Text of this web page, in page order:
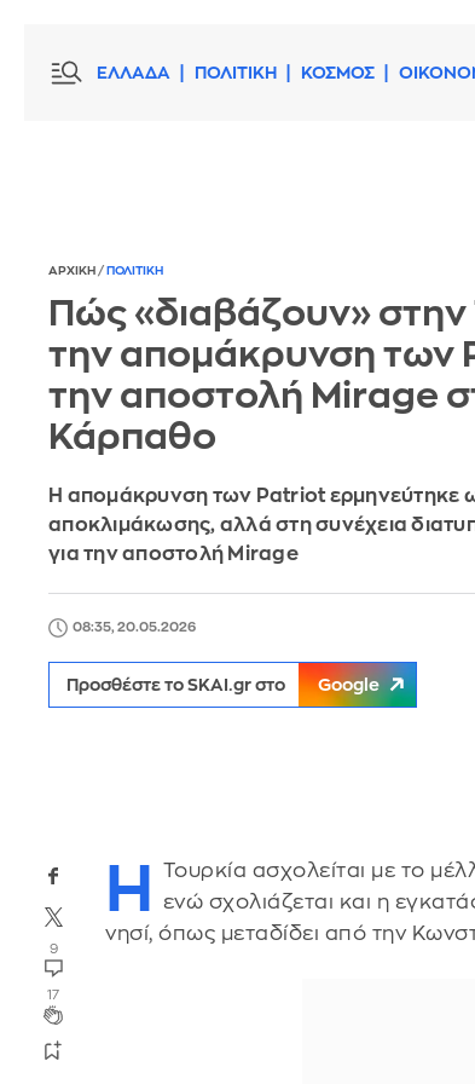
ΕΛΛΑΔΑ ΠΟΛΙΤΙΚΗ ΚΟΣΜΟΣ
ΑΡΧΙΚΗ / ΠΟΛΙΤΙΚΗ
Πώς «διαβάζουν» στην
την απομάκρυνση των
την αποστολή Mirage
Κάρπαθο
Η απομάκρυνση των Patriot ερμηνεύτηκε
αποκλιμάκωσης, αλλά στη συνέχεια
για την αποστολή Mirage
08:35, 20.05.2026
Προσθέστε το SKAI.gr στο Google
9
17
Η
Τουρκία ασχολείται με το
ενώ σχολιάζεται και η
νησί, όπως μεταδίδει από την